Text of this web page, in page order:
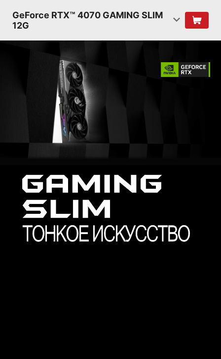
GeForce RTX™ 4070 GAMING SLIM
12G